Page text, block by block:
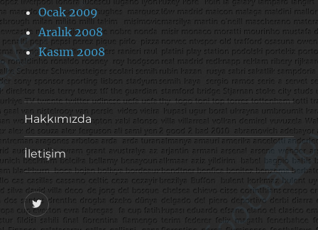
Ocak 2009
Aralık 2008
Kasım 2008
Hakkımızda
İletişim
@footballove